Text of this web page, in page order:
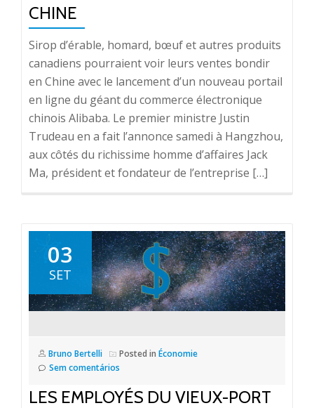
CHINE
Sirop d’érable, homard, bœuf et autres produits
canadiens pourraient voir leurs ventes bondir
en Chine avec le lancement d’un nouveau portail
en ligne du géant du commerce électronique
chinois Alibaba. Le premier ministre Justin
Trudeau en a fait l’annonce samedi à Hangzhou,
aux côtés du richissime homme d’affaires Jack
Ma, président et fondateur de l’entreprise […]
03
SET
Bruno Bertelli Posted in Économie
Sem comentários
LES EMPLOYÉS DU VIEUX-PORT